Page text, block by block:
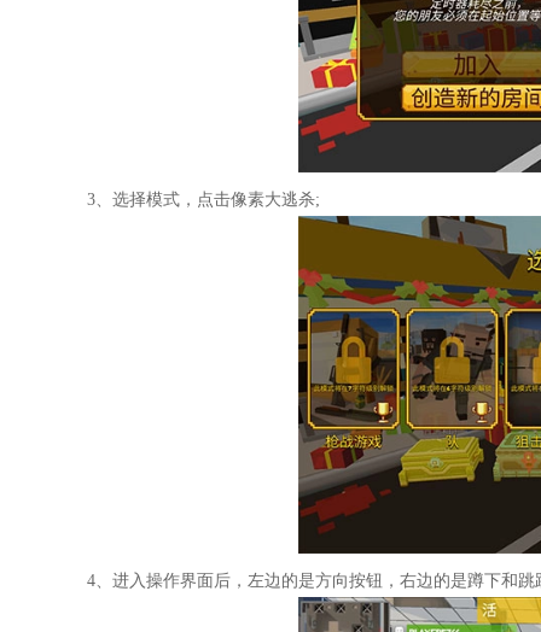
3、选择模式，点击像素大逃杀;
4、进入操作界面后，左边的是方向按钮，右边的是蹲下和跳